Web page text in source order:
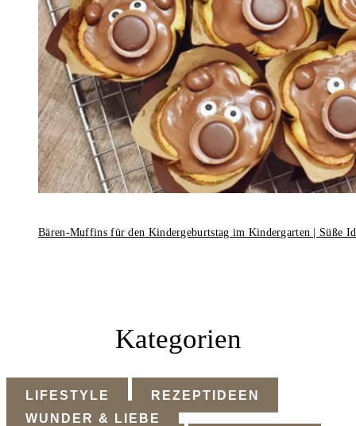
Bären-Muffins für den Kindergeburtstag im Kindergarten | Süße
Kategorien
LIFESTYLE
REZEPTIDEEN
WUNDER & LIEBE